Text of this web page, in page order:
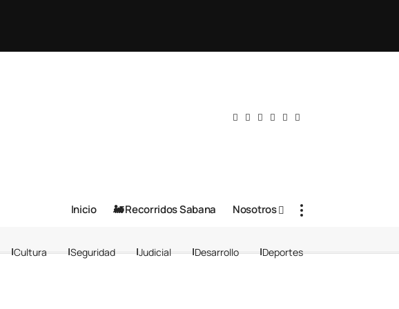
Inicio 🚂 Recorridos Sabana Nosotros
Cultura Seguridad Judicial Desarrollo Deportes